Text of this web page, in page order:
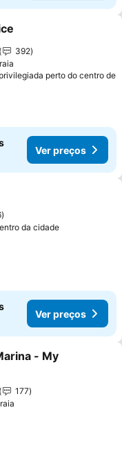
aos favoritos
392
perto do centro de
Ver preços
aos favoritos
da cidade
Ver preços
aos favoritos
- My
177